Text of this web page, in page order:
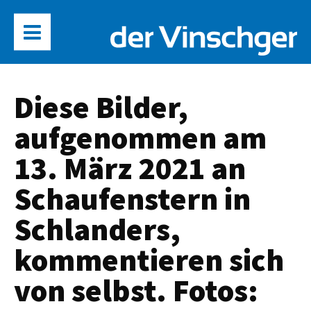
Diese Bilder,
aufgenommen am
13. März 2021 an
Schaufenstern in
Schlanders,
kommentieren sich
von selbst. Fotos: